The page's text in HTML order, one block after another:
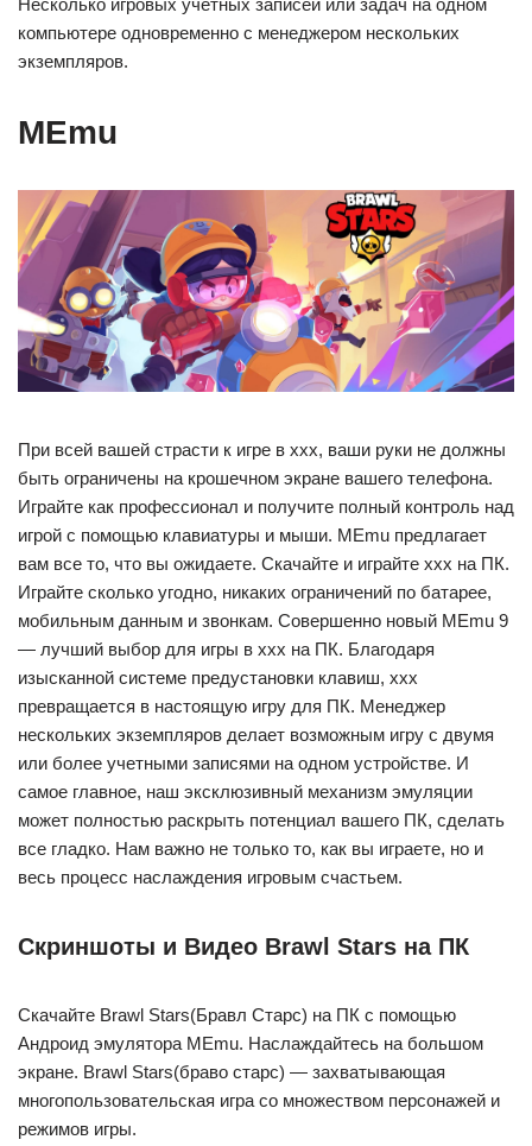
Несколько игровых учетных записей или задач на одном
компьютере одновременно с менеджером нескольких
экземпляров.
MEmu
При всей вашей страсти к игре в ххх, ваши руки не должны
быть ограничены на крошечном экране вашего телефона.
Играйте как профессионал и получите полный контроль над
игрой с помощью клавиатуры и мыши. MEmu предлагает
вам все то, что вы ожидаете. Скачайте и играйте ххх на ПК.
Играйте сколько угодно, никаких ограничений по батарее,
мобильным данным и звонкам. Совершенно новый MEmu 9
— лучший выбор для игры в ххх на ПК. Благодаря
изысканной системе предустановки клавиш, ххх
превращается в настоящую игру для ПК. Менеджер
нескольких экземпляров делает возможным игру с двумя
или более учетными записями на одном устройстве. И
самое главное, наш эксклюзивный механизм эмуляции
может полностью раскрыть потенциал вашего ПК, сделать
все гладко. Нам важно не только то, как вы играете, но и
весь процесс наслаждения игровым счастьем.
Скриншоты и Видео Brawl Stars на ПК
Скачайте Brawl Stars(Бравл Старс) на ПК с помощью
Андроид эмулятора MEmu. Наслаждайтесь на большом
экране. Brawl Stars(браво старс) — захватывающая
многопользовательская игра со множеством персонажей и
режимов игры.